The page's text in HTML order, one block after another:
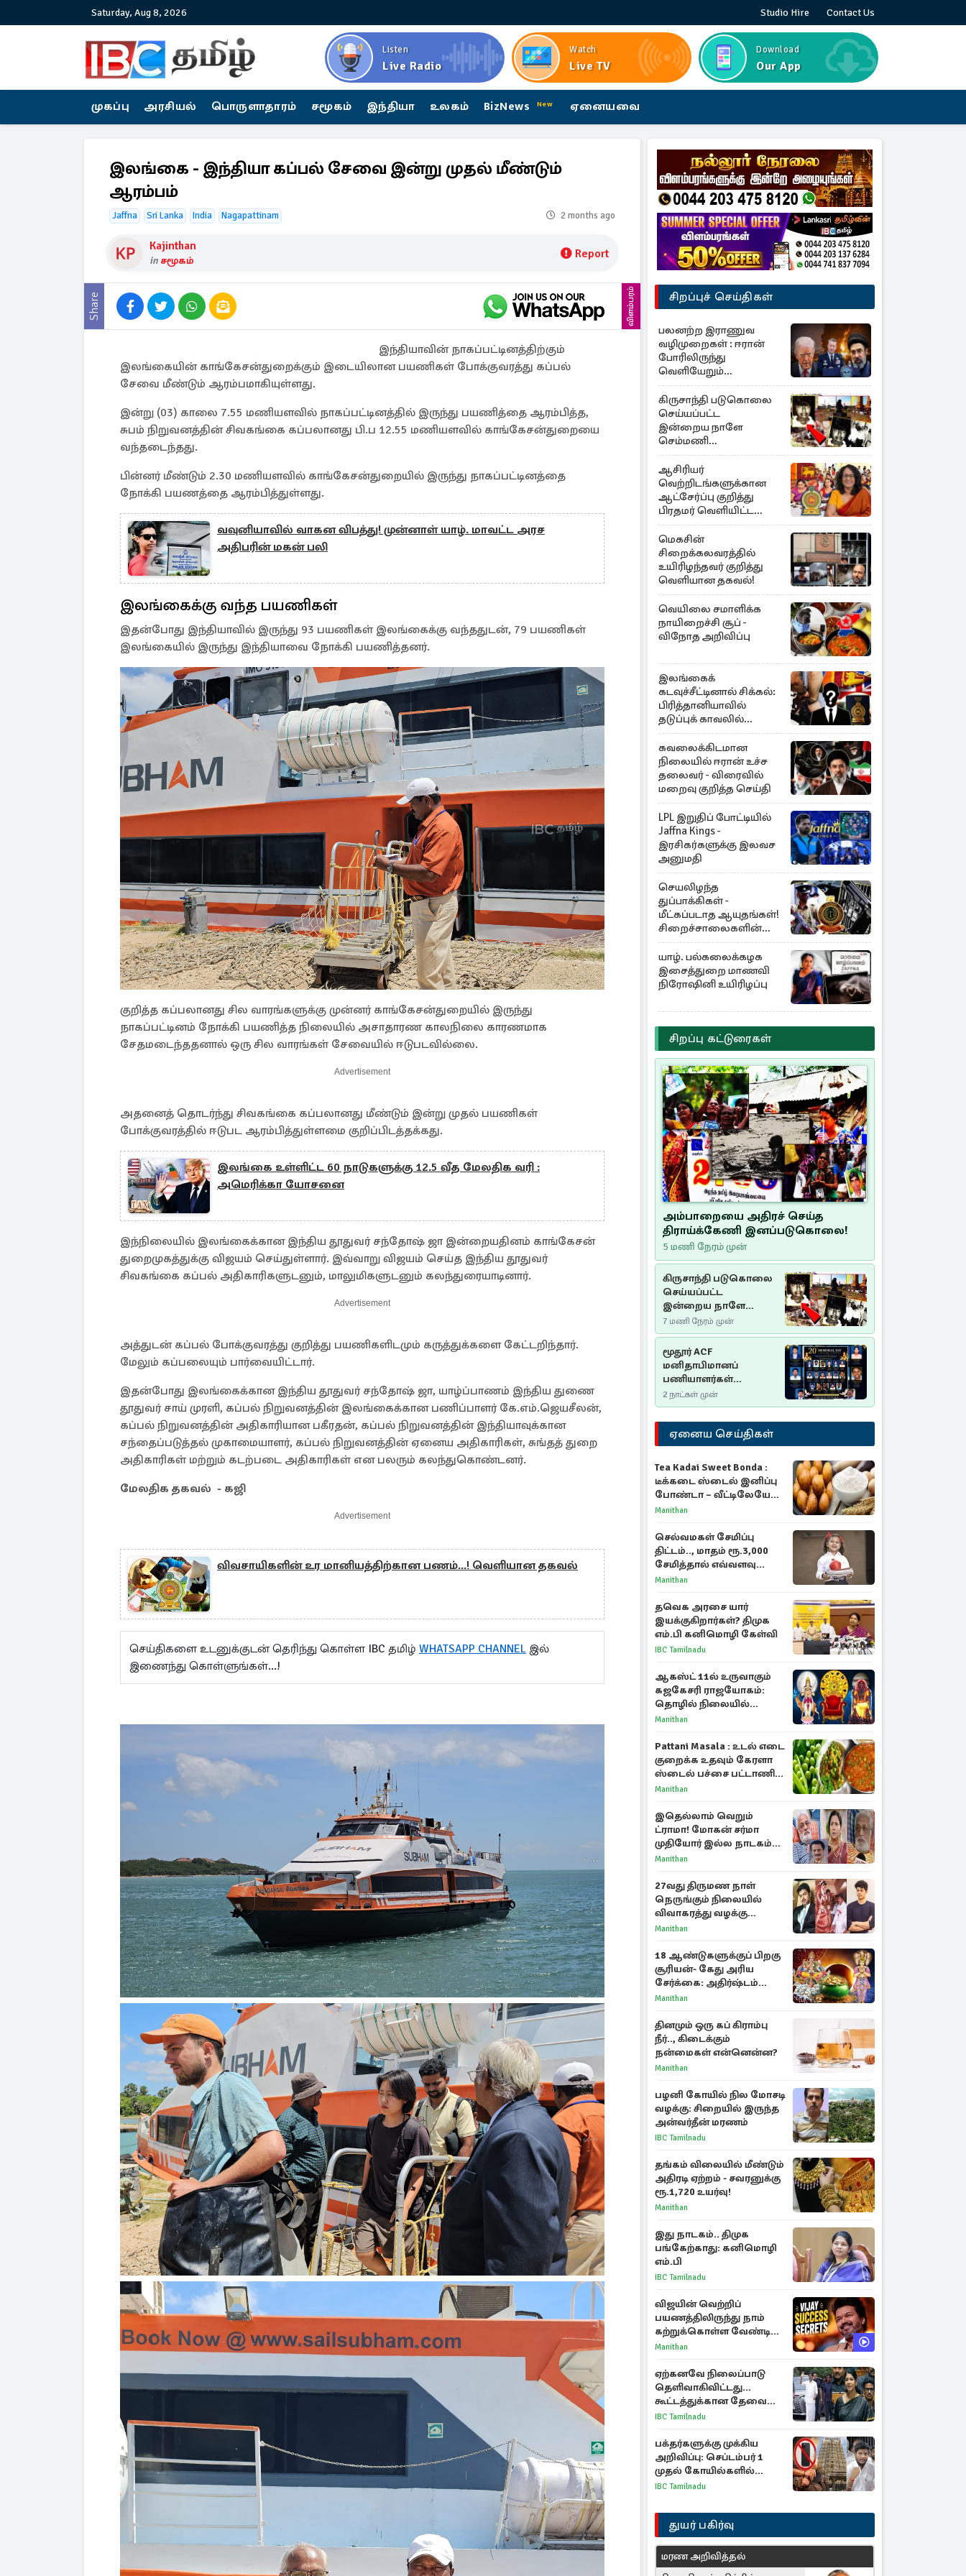
Saturday, Aug 8, 2026 Studio Hire Contact Us
Listen
Live Radio
Watch
Live TV
Download
Our App
முகப்பு அரசியல் பொருளாதாரம் சமூகம் இந்தியா உலகம் BizNews New ஏனையவை
இலங்கை - இந்தியா கப்பல் சேவை இன்று முதல் மீண்டும்
ஆரம்பம்
Jaffna Sri Lanka India Nagapattinam 2 months ago
Kajinthan
in சமூகம் Report
Share விளம்பரம்
இந்தியாவின் நாகப்பட்டினத்திற்கும்
இலங்கையின் காங்கேசன்துறைக்கும் இடையிலான பயணிகள் போக்குவரத்து கப்பல்
சேவை மீண்டும் ஆரம்பமாகியுள்ளது.
இன்று (03) காலை 7.55 மணியளவில் நாகப்பட்டினத்தில் இருந்து பயணித்தை ஆரம்பித்த,
சுபம் நிறுவனத்தின் சிவகங்கை கப்பலானது பி.ப 12.55 மணியளவில் காங்கேசன்துறையை
வந்தடைந்தது.
பின்னர் மீண்டும் 2.30 மணியளவில் காங்கேசன்துறையில் இருந்து நாகப்பட்டினத்தை
நோக்கி பயணத்தை ஆரம்பித்துள்ளது.
வவுனியாவில் வாகன விபத்து! முன்னாள் யாழ். மாவட்ட அரச
அதிபரின் மகன் பலி
இலங்கைக்கு வந்த பயணிகள்
இதன்போது இந்தியாவில் இருந்து 93 பயணிகள் இலங்கைக்கு வந்ததுடன், 79 பயணிகள்
இலங்கையில் இருந்து இந்தியாவை நோக்கி பயணித்தனர்.
குறித்த கப்பலானது சில வாரங்களுக்கு முன்னர் காங்கேசன்துறையில் இருந்து
நாகப்பட்டினம் நோக்கி பயணித்த நிலையில் அசாதாரண காலநிலை காரணமாக
சேதமடைந்ததனால் ஒரு சில வாரங்கள் சேவையில் ஈடுபடவில்லை.
Advertisement
அதனைத் தொடர்ந்து சிவகங்கை கப்பலானது மீண்டும் இன்று முதல் பயணிகள்
போக்குவரத்தில் ஈடுபட ஆரம்பித்துள்ளமை குறிப்பிடத்தக்கது.
இலங்கை உள்ளிட்ட 60 நாடுகளுக்கு 12.5 வீத மேலதிக வரி :
அமெரிக்கா யோசனை
இந்நிலையில் இலங்கைக்கான இந்திய தூதுவர் சந்தோஷ் ஜா இன்றையதினம் காங்கேசன்
துறைமுகத்துக்கு விஜயம் செய்துள்ளார். இவ்வாறு விஜயம் செய்த இந்திய தூதுவர்
சிவகங்கை கப்பல் அதிகாரிகளுடனும், மாலுமிகளுடனும் கலந்துரையாடினார்.
Advertisement
அத்துடன் கப்பல் போக்குவரத்து குறித்து பயணிகளிடமும் கருத்துக்களை கேட்டறிந்தார்.
மேலும் கப்பலையும் பார்வையிட்டார்.
இதன்போது இலங்கைக்கான இந்திய தூதுவர் சந்தோஷ் ஜா, யாழ்ப்பாணம் இந்திய துணை
தூதுவர் சாய் முரளி, கப்பல் நிறுவனத்தின் இலங்கைக்கான பணிப்பாளர் கே.எம்.ஜெயசீலன்,
கப்பல் நிறுவனத்தின் அதிகாரியான பகீரதன், கப்பல் நிறுவனத்தின் இந்தியாவுக்கான
சந்தைப்படுத்தல் முகாமையாளர், கப்பல் நிறுவனத்தின் ஏனைய அதிகாரிகள், சுங்தத் துறை
அதிகாரிகள் மற்றும் கடற்படை அதிகாரிகள் என பலரும் கலந்துகொண்டனர்.
மேலதிக தகவல் - கஜி
Advertisement
விவசாயிகளின் உர மானியத்திற்கான பணம்...! வெளியான தகவல்
செய்திகளை உடனுக்குடன் தெரிந்து கொள்ள IBC தமிழ் WHATSAPP CHANNEL இல்
இணைந்து கொள்ளுங்கள்...!
சிறப்புச் செய்திகள்
பலனற்ற இராணுவ
வழிமுறைகள் : ஈரான்
போரிலிருந்து
வெளியேறும்
வழியைத்தேடும்
அமெரிக்க தளபதி
கிருசாந்தி படுகொலை
செய்யப்பட்ட
இன்றைய நாளே
செம்மணி
இனப்படுகொலை
தினம்…!
ஆசிரியர்
வெற்றிடங்களுக்கான
ஆட்சேர்ப்பு குறித்து
பிரதமர் வெளியிட்ட
அறிவிப்பு
மெகசின்
சிறைக்கலவரத்தில்
உயிரிழந்தவர் குறித்து
வெளியான தகவல்!
வெயிலை சமாளிக்க
நாயிறைச்சி சூப் -
விநோத அறிவிப்பு
இலங்கைக்
கடவுச்சீட்டினால் சிக்கல்:
பிரித்தானியாவில்
தடுப்புக் காவலில்
முன்னாள் எம்.பி!
கவலைக்கிடமான
நிலையில் ஈரான் உச்ச
தலைவர் - விரைவில்
மறைவு குறித்த செய்தி
LPL இறுதிப் போட்டியில்
Jaffna Kings -
இரசிகர்களுக்கு இலவச
அனுமதி
செயலிழந்த
துப்பாக்கிகள் -
மீட்கப்படாத ஆயுதங்கள்!
சிறைச்சாலைகளின்
பாதுகாப்பில் பாரிய
அச்சுறுத்தல்
யாழ். பல்கலைக்கழக
இசைத்துறை மாணவி
நிரோஷினி உயிரிழப்பு
சிறப்பு கட்டுரைகள்
அம்பாறையை அதிரச் செய்த
திராய்க்கேணி இனப்படுகொலை!
5 மணி நேரம் முன்
கிருசாந்தி படுகொலை
செய்யப்பட்ட
இன்றைய நாளே
செம்மணி
இனப்படுகொலை
தினம்…!
7 மணி நேரம் முன்
மூதூர் ACF
மனிதாபிமானப்
பணியாளர்கள்
படுகொலை (2006): 20
ஆண்டுகளாகியும் நீதி
மறுக்கப்பட்ட
மனிதாபிமானப்
பேரவலம்
2 நாட்கள் முன்
ஏனைய செய்திகள்
Tea Kadai Sweet Bonda :
டீக்கடை ஸ்டைல் இனிப்பு
போண்டா – வீட்டிலேயே
செய்வது எப்படி?
Manithan
செல்வமகள் சேமிப்பு
திட்டம்.., மாதம் ரூ.3,000
சேமித்தால் எவ்வளவு
கிடைக்கும்?
Manithan
தவெக அரசை யார்
இயக்குகிறார்கள்? திமுக
எம்.பி கனிமொழி கேள்வி
IBC Tamilnadu
ஆகஸ்ட் 11ல் உருவாகும்
கஜகேசரி ராஜயோகம்:
தொழில் நிலையில்
அதிர்ஷ்டம் பெறும் 3
Manithan
Pattani Masala : உடல் எடை
குறைக்க உதவும் கேரளா
ஸ்டைல் பச்சை பட்டாணி
கிரேவி
Manithan
இதெல்லாம் வெறும்
ட்ராமா! மோகன் சர்மா
முதியோர் இல்ல நாடகம்
குறித்து குட்டி பத்மினி
Manithan
27வது திருமண நாள்
நெருங்கும் நிலையில்
விவாகரத்து வழக்கு
வாபஸ்! விஜய்யுடன்
Manithan
18 ஆண்டுகளுக்குப் பிறகு
சூரியன்- கேது அரிய
சேர்க்கை: அதிர்ஷ்டம்
பெறும் 3 ராசிகள்!
Manithan
தினமும் ஒரு கப் கிராம்பு
நீர்.., கிடைக்கும்
நன்மைகள் என்னென்ன?
Manithan
பழனி கோயில் நில மோசடி
வழக்கு: சிறையில் இருந்த
அன்வர்தீன் மரணம்
IBC Tamilnadu
தங்கம் விலையில் மீண்டும்
அதிரடி ஏற்றம் - சவரனுக்கு
ரூ.1,720 உயர்வு!
Manithan
இது நாடகம்.. திமுக
பங்கேற்காது: கனிமொழி
எம்.பி
IBC Tamilnadu
விஜயின் வெற்றிப்
பயணத்திலிருந்து நாம்
கற்றுக்கொள்ள வேண்டிய
முக்கிய 3 விடயங்கள்!
Manithan
ஏற்கனவே நிலைப்பாடு
தெளிவாகிவிட்டது...
கூட்டத்துக்கான தேவை
என்ன? - கனிமொழி
IBC Tamilnadu
பக்தர்களுக்கு முக்கிய
அறிவிப்பு: செப்டம்பர் 1
முதல் கோயில்களில்
மொபைலுக்கு தடை!
IBC Tamilnadu
துயர் பகிர்வு
மரண அறிவித்தல்